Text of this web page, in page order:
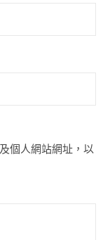
個人網站網址，以